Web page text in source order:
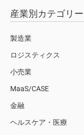
産業別カテゴリー
製造業
ロジスティクス
小売業
MaaS/CASE
金融
ヘルスケア・医療